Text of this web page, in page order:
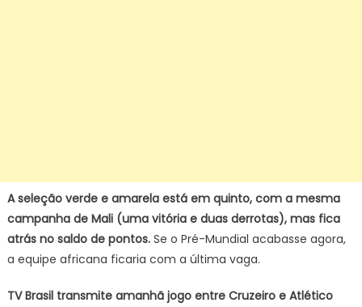
A seleção verde e amarela está em quinto, com a mesma
campanha de Mali (uma vitória e duas derrotas), mas fica
atrás no saldo de pontos.Se o Pré-Mundial acabasse agora,
a equipe africana ficaria com a última vaga.
TV Brasil transmite amanhã jogo entre Cruzeiro e Atlético